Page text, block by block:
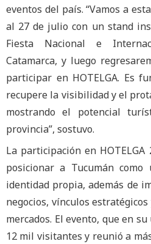
eventos del país. “Vamos a
al 27 de julio con un stand
Fiesta Nacional e
Catamarca, y luego
participar en HOTELGA. Es
recupere la visibilidad y el
mostrando el potencial
provincia”, sostuvo.
La participación en
posicionar a Tucumán
identidad propia, además de
negocios, vínculos
mercados. El evento, que en
12 mil visitantes y reunió a